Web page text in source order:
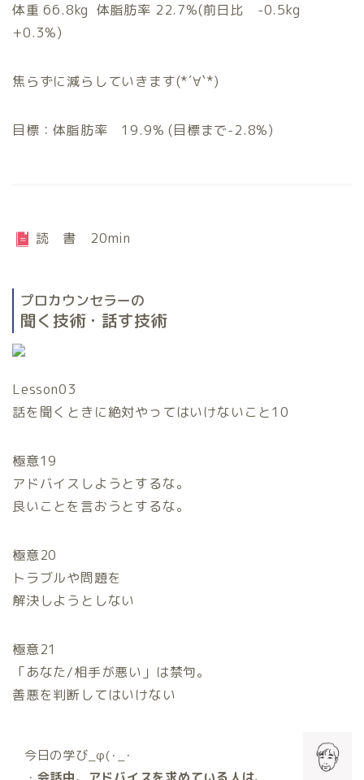
体重 66.8kg 体脂肪率 22.7%(前日比 -0.5kg
+0.3%)
焦らずに減らしていきます(*´∀`*)
目標：体脂肪率 19.9% (目標まで-2.8%)
読 書 20min
プロカウンセラーの
聞く技術・話す技術
Lesson03
話を聞くときに絶対やってはいけないこと10
極意19
アドバイスしようとするな。
良いことを言おうとするな。
極意20
トラブルや問題を
解決しようとしない
極意21
「あなた/相手が悪い」は禁句。
善悪を判断してはいけない
今日の学び_φ(･_･